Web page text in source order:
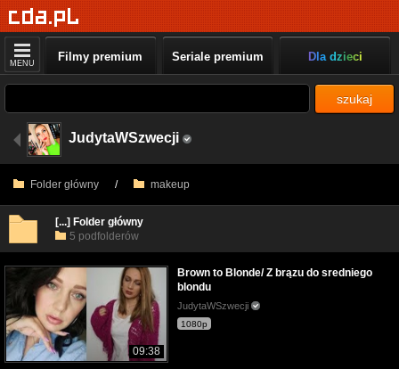
MENU Filmy premium Seriale premium Dla dzieci
szukaj
JudytaWSzwecji
Folder główny / makeup
[...] Folder główny
5 podfolderów
09:38
Brown to Blonde/ Z brązu do sredniego
blondu
JudytaWSzwecji
1080p